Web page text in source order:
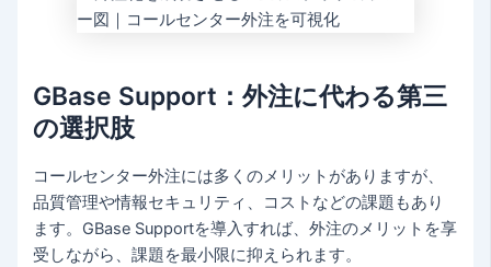
GBase Support：外注に代わる第三
の選択肢
コールセンター外注には多くのメリットがありますが、
品質管理や情報セキュリティ、コストなどの課題もあり
ます。GBase Supportを導入すれば、外注のメリットを享
受しながら、課題を最小限に抑えられます。